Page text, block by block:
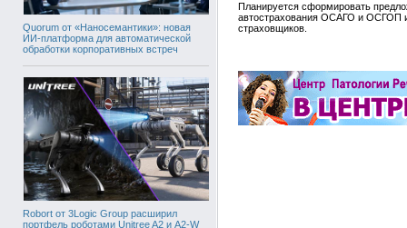
Quorum от «Наносемантики»: новая
ИИ-платформа для автоматической
обработки корпоративных встреч
Robort от 3Logic Group расширил
портфель роботами Unitree A2 и A2-W
Планируется сформировать
автострахования ОСАГО и ОСГОП и
страховщиков.